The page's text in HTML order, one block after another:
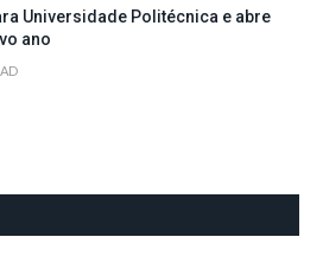
Universidade Politécnica e abre
ano